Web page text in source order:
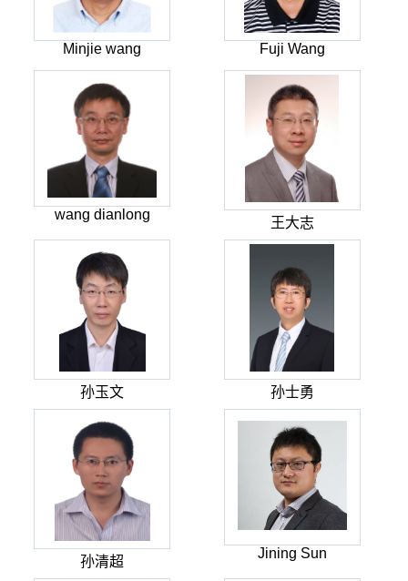
Minjie wang Fuji Wang
wang dianlong
王大志
孙玉文 孙士勇
孙清超
Jining Sun